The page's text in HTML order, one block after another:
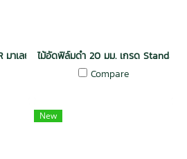
าเลย์
ไม้อัดฟิล์มดำ 20 มม. เกรด Standard
Compare
New